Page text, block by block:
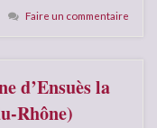
Faire un commentaire
d’Ensuès la
Rhône)